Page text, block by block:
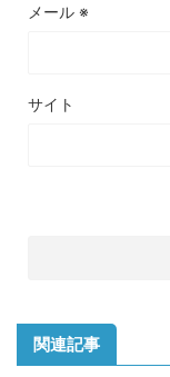
メール ※
サイト
関連記事